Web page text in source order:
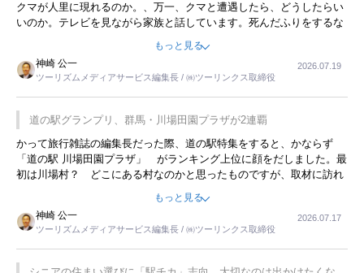
クマが人里に現れるのか。、万一、クマと遭遇したら、どうしたらい
いのか。テレビを見ながら家族と話しています。死んだふりをするな
んてことは、冗談でもいえません。そんな中で、この企画展はタイム
もっと見る
神崎 公一
ツーリズムメディアサービス編集長 / ㈱ツーリンクス取締役
2026.07.19
道の駅グランプリ、群馬・川場田園プラザが2連覇
かって旅行雑誌の編集長だった際、道の駅特集をすると、かならず
「道の駅 川場田園プラザ」 がランキング上位に顔をだしました。最
初は川場村？ どこにある村なのかと思ったものですが、取材に訪れ
永井 彰一社長にインタビューしたら、興味深い話が次々が飛び出しま
した。プレゼンも巧みで、今でも思い出すことが２つあります。一つ
は、従業員に東京ディズニーランドを見学させ、サービス業、接客業
の何かを理解してもらっていることです。 もう一つは1800円もする
プレミアムヨーグルトを販売するにあたり、社内に懸念もあったそう
です。永井社長は、駐車場に都内ナンバーの高級外車が停まっている
もっと見る
神崎 公一
ツーリズムメディアサービス編集長 / ㈱ツーリンクス取締役
2026.07.17